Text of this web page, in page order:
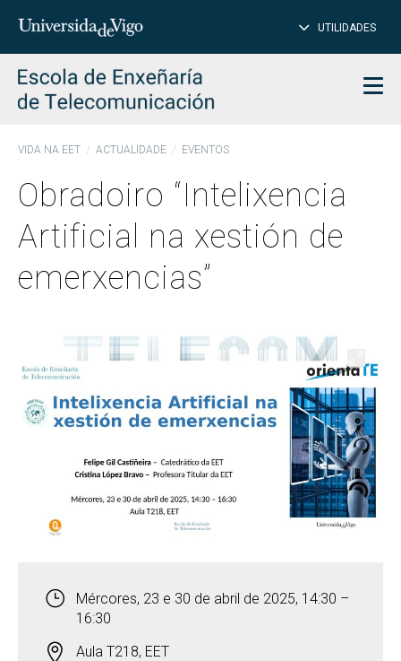
Introduce
para
buscar
UTILIDADES
VIDA NA EET ACTUALIDADE EVENTOS
Obradoiro “Intelixencia
Artificial na xestión de
emerxencias”
Mércores, 23 e 30 de abril de 2025, 14:30 –
16:30
Aula T218, EET